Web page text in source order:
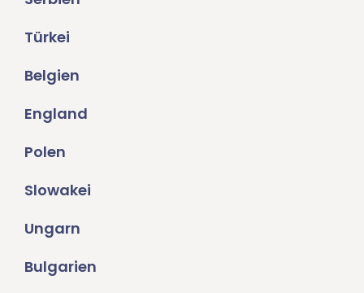
Türkei
Belgien
England
Polen
Slowakei
Ungarn
Bulgarien